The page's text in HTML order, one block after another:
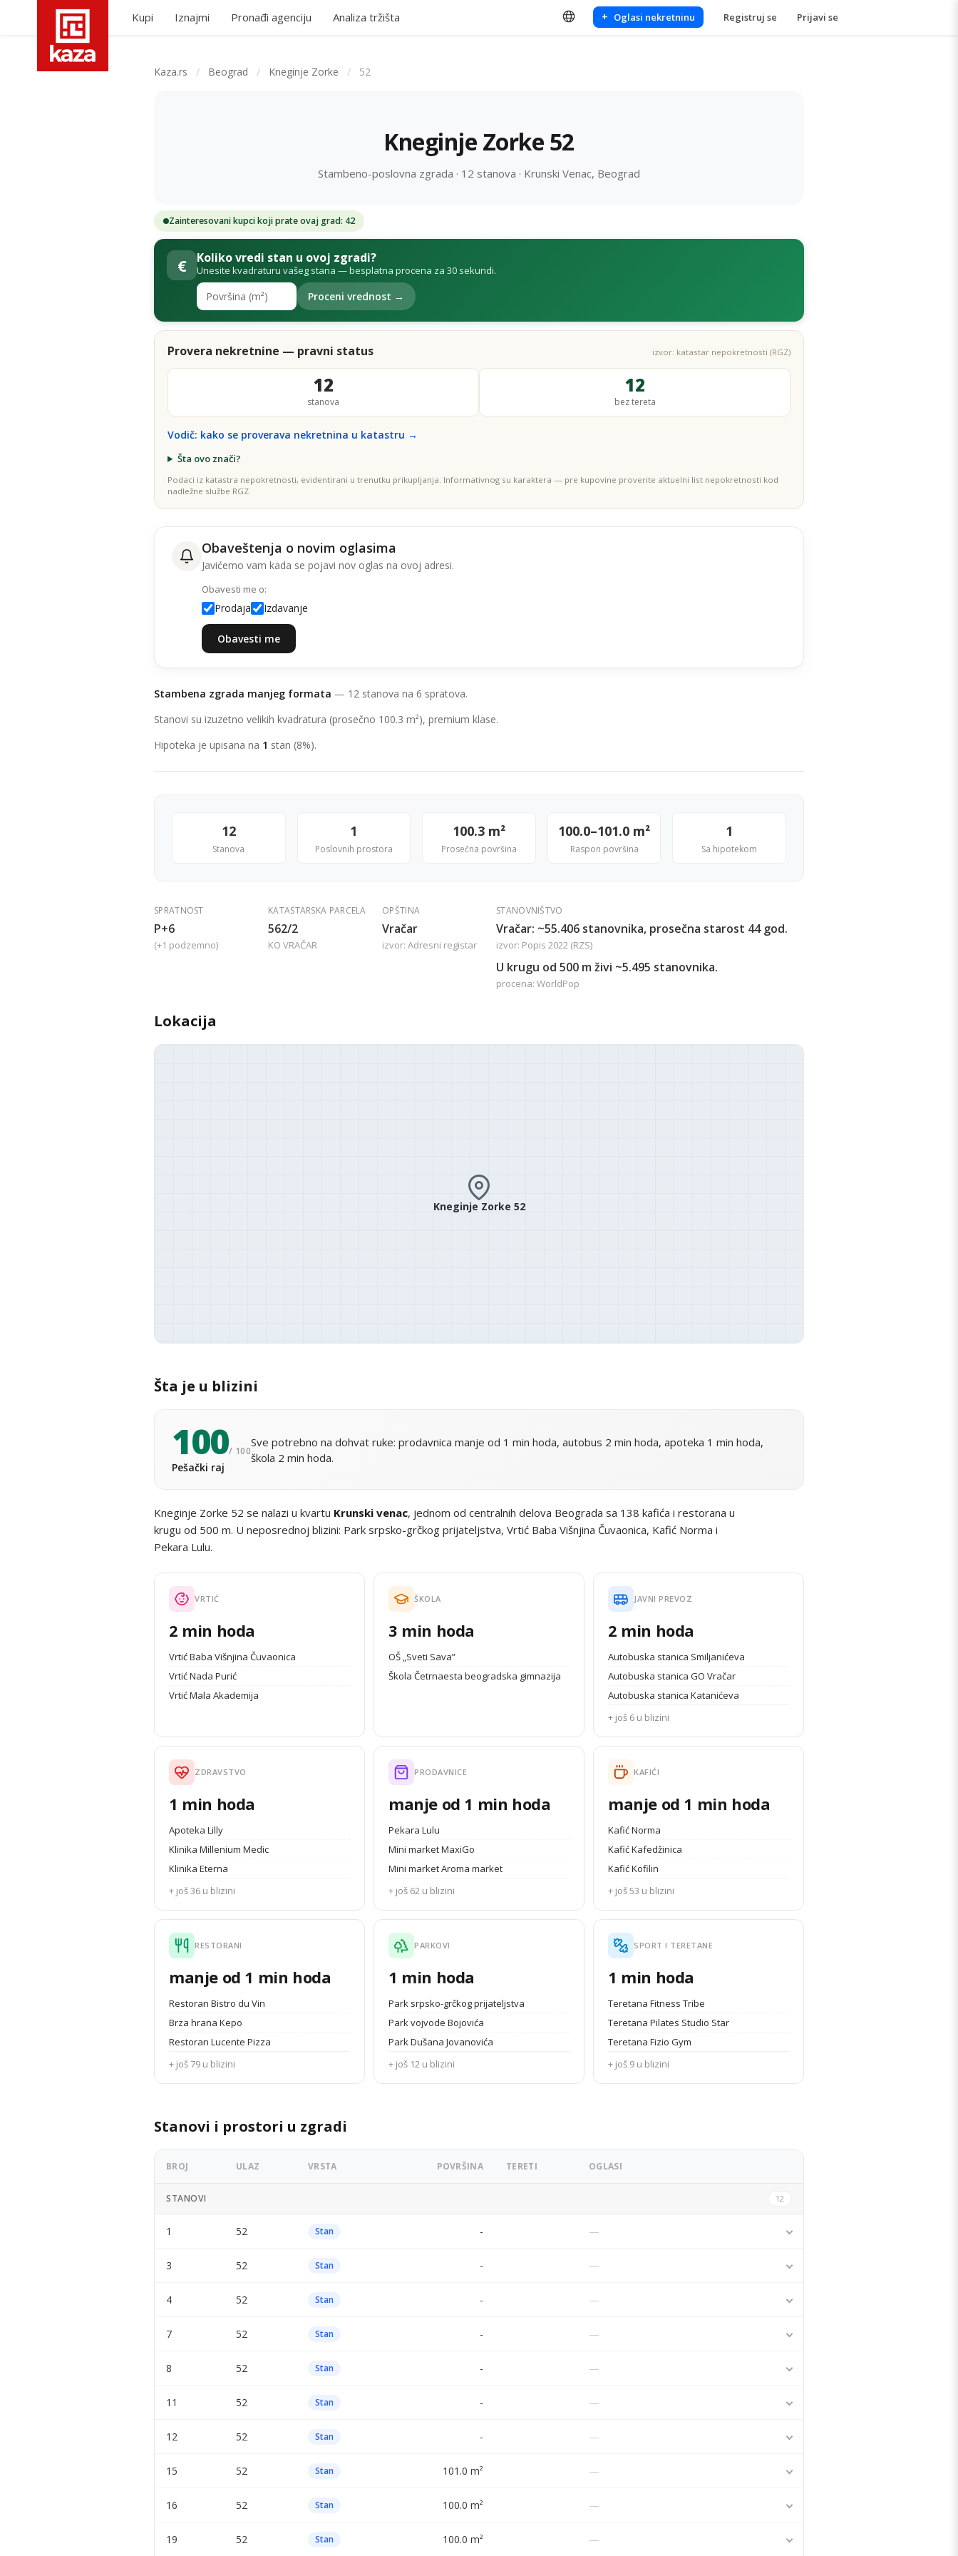
Kupi Iznajmi Pronađi agenciju Analiza tržišta + Oglasi nekretninu Registruj se Prijavi se
Kaza.rs / Beograd / Kneginje Zorke / 52
Kneginje Zorke 52
Stambeno-poslovna zgrada · 12 stanova · Krunski Venac, Beograd
Zainteresovani kupci koji prate ovaj grad: 42
€ Koliko vredi stan u ovoj zgradi?
Unesite kvadraturu vašeg stana — besplatna procena za 30 sekundi.
Proceni vrednost →
Provera nekretnine — pravni status izvor: katastar nepokretnosti (RGZ)
12
stanova
12
bez tereta
Vodič: kako se proverava nekretnina u katastru →
Šta ovo znači?
Podaci iz katastra nepokretnosti, evidentirani u trenutku prikupljanja. Informativnog su karaktera — pre kupovine proverite aktuelni list nepokretnosti kod
nadležne službe RGZ.
Obaveštenja o novim oglasima
Javićemo vam kada se pojavi nov oglas na ovoj adresi.
Obavesti me o:
Prodaja Izdavanje
Obavesti me
Stambena zgrada manjeg formata — 12 stanova na 6 spratova.
Stanovi su izuzetno velikih kvadratura (prosečno 100.3 m²), premium klase.
Hipoteka je upisana na 1 stan (8%).
12
Stanova
1
Poslovnih prostora
100.3 m²
Prosečna površina
100.0–101.0 m²
Raspon površina
1
Sa hipotekom
SPRATNOST
P+6
(+1 podzemno)
KATASTARSKA PARCELA
562/2
KO VRAČAR
OPŠTINA
Vračar
izvor: Adresni registar
STANOVNIŠTVO
Vračar: ~55.406 stanovnika, prosečna starost 44 god.
izvor: Popis 2022 (RZS)
U krugu od 500 m živi ~5.495 stanovnika.
procena: WorldPop
Lokacija
Kneginje Zorke 52
Šta je u blizini
100/ 100
Pešački raj
Sve potrebno na dohvat ruke: prodavnica manje od 1 min hoda, autobus 2 min hoda, apoteka 1 min hoda,
škola 2 min hoda.
Kneginje Zorke 52 se nalazi u kvartu Krunski venac, jednom od centralnih delova Beograda sa 138 kafića i restorana u
krugu od 500 m. U neposrednoj blizini: Park srpsko-grčkog prijateljstva, Vrtić Baba Višnjina Čuvaonica, Kafić Norma i
Pekara Lulu.
VRTIĆ
2 min hoda
Vrtić Baba Višnjina Čuvaonica
Vrtić Nada Purić
Vrtić Mala Akademija
ŠKOLA
3 min hoda
OŠ „Sveti Sava”
Škola Četrnaesta beogradska gimnazija
JAVNI PREVOZ
2 min hoda
Autobuska stanica Smiljanićeva
Autobuska stanica GO Vračar
Autobuska stanica Katanićeva
+ još 6 u blizini
ZDRAVSTVO
1 min hoda
Apoteka Lilly
Klinika Millenium Medic
Klinika Eterna
+ još 36 u blizini
PRODAVNICE
manje od 1 min hoda
Pekara Lulu
Mini market MaxiGo
Mini market Aroma market
+ još 62 u blizini
KAFIĆI
manje od 1 min hoda
Kafić Norma
Kafić Kafedžinica
Kafić Kofilin
+ još 53 u blizini
RESTORANI
manje od 1 min hoda
Restoran Bistro du Vin
Brza hrana Kepo
Restoran Lucente Pizza
+ još 79 u blizini
PARKOVI
1 min hoda
Park srpsko-grčkog prijateljstva
Park vojvode Bojovića
Park Dušana Jovanovića
+ još 12 u blizini
SPORT I TERETANE
1 min hoda
Teretana Fitness Tribe
Teretana Pilates Studio Star
Teretana Fizio Gym
+ još 9 u blizini
Stanovi i prostori u zgradi
BROJ ULAZ VRSTA POVRŠINA TERETI OGLASI
STANOVI 12
1 52 Stan - —
3 52 Stan - —
4 52 Stan - —
7 52 Stan - —
8 52 Stan - —
11 52 Stan - —
12 52 Stan - —
15 52 Stan 101.0 m² —
16 52 Stan 100.0 m² —
19 52 Stan 100.0 m² —